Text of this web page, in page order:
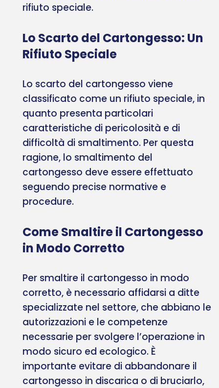
rifiuto speciale.
Lo Scarto del Cartongesso: Un
Rifiuto Speciale
Lo scarto del cartongesso viene
classificato come un rifiuto speciale, in
quanto presenta particolari
caratteristiche di pericolosità e di
difficoltà di smaltimento. Per questa
ragione, lo smaltimento del
cartongesso deve essere effettuato
seguendo precise normative e
procedure.
Come Smaltire il Cartongesso
in Modo Corretto
Per smaltire il cartongesso in modo
corretto, è necessario affidarsi a ditte
specializzate nel settore, che abbiano le
autorizzazioni e le competenze
necessarie per svolgere l’operazione in
modo sicuro ed ecologico. È
importante evitare di abbandonare il
cartongesso in discarica o di bruciarlo,